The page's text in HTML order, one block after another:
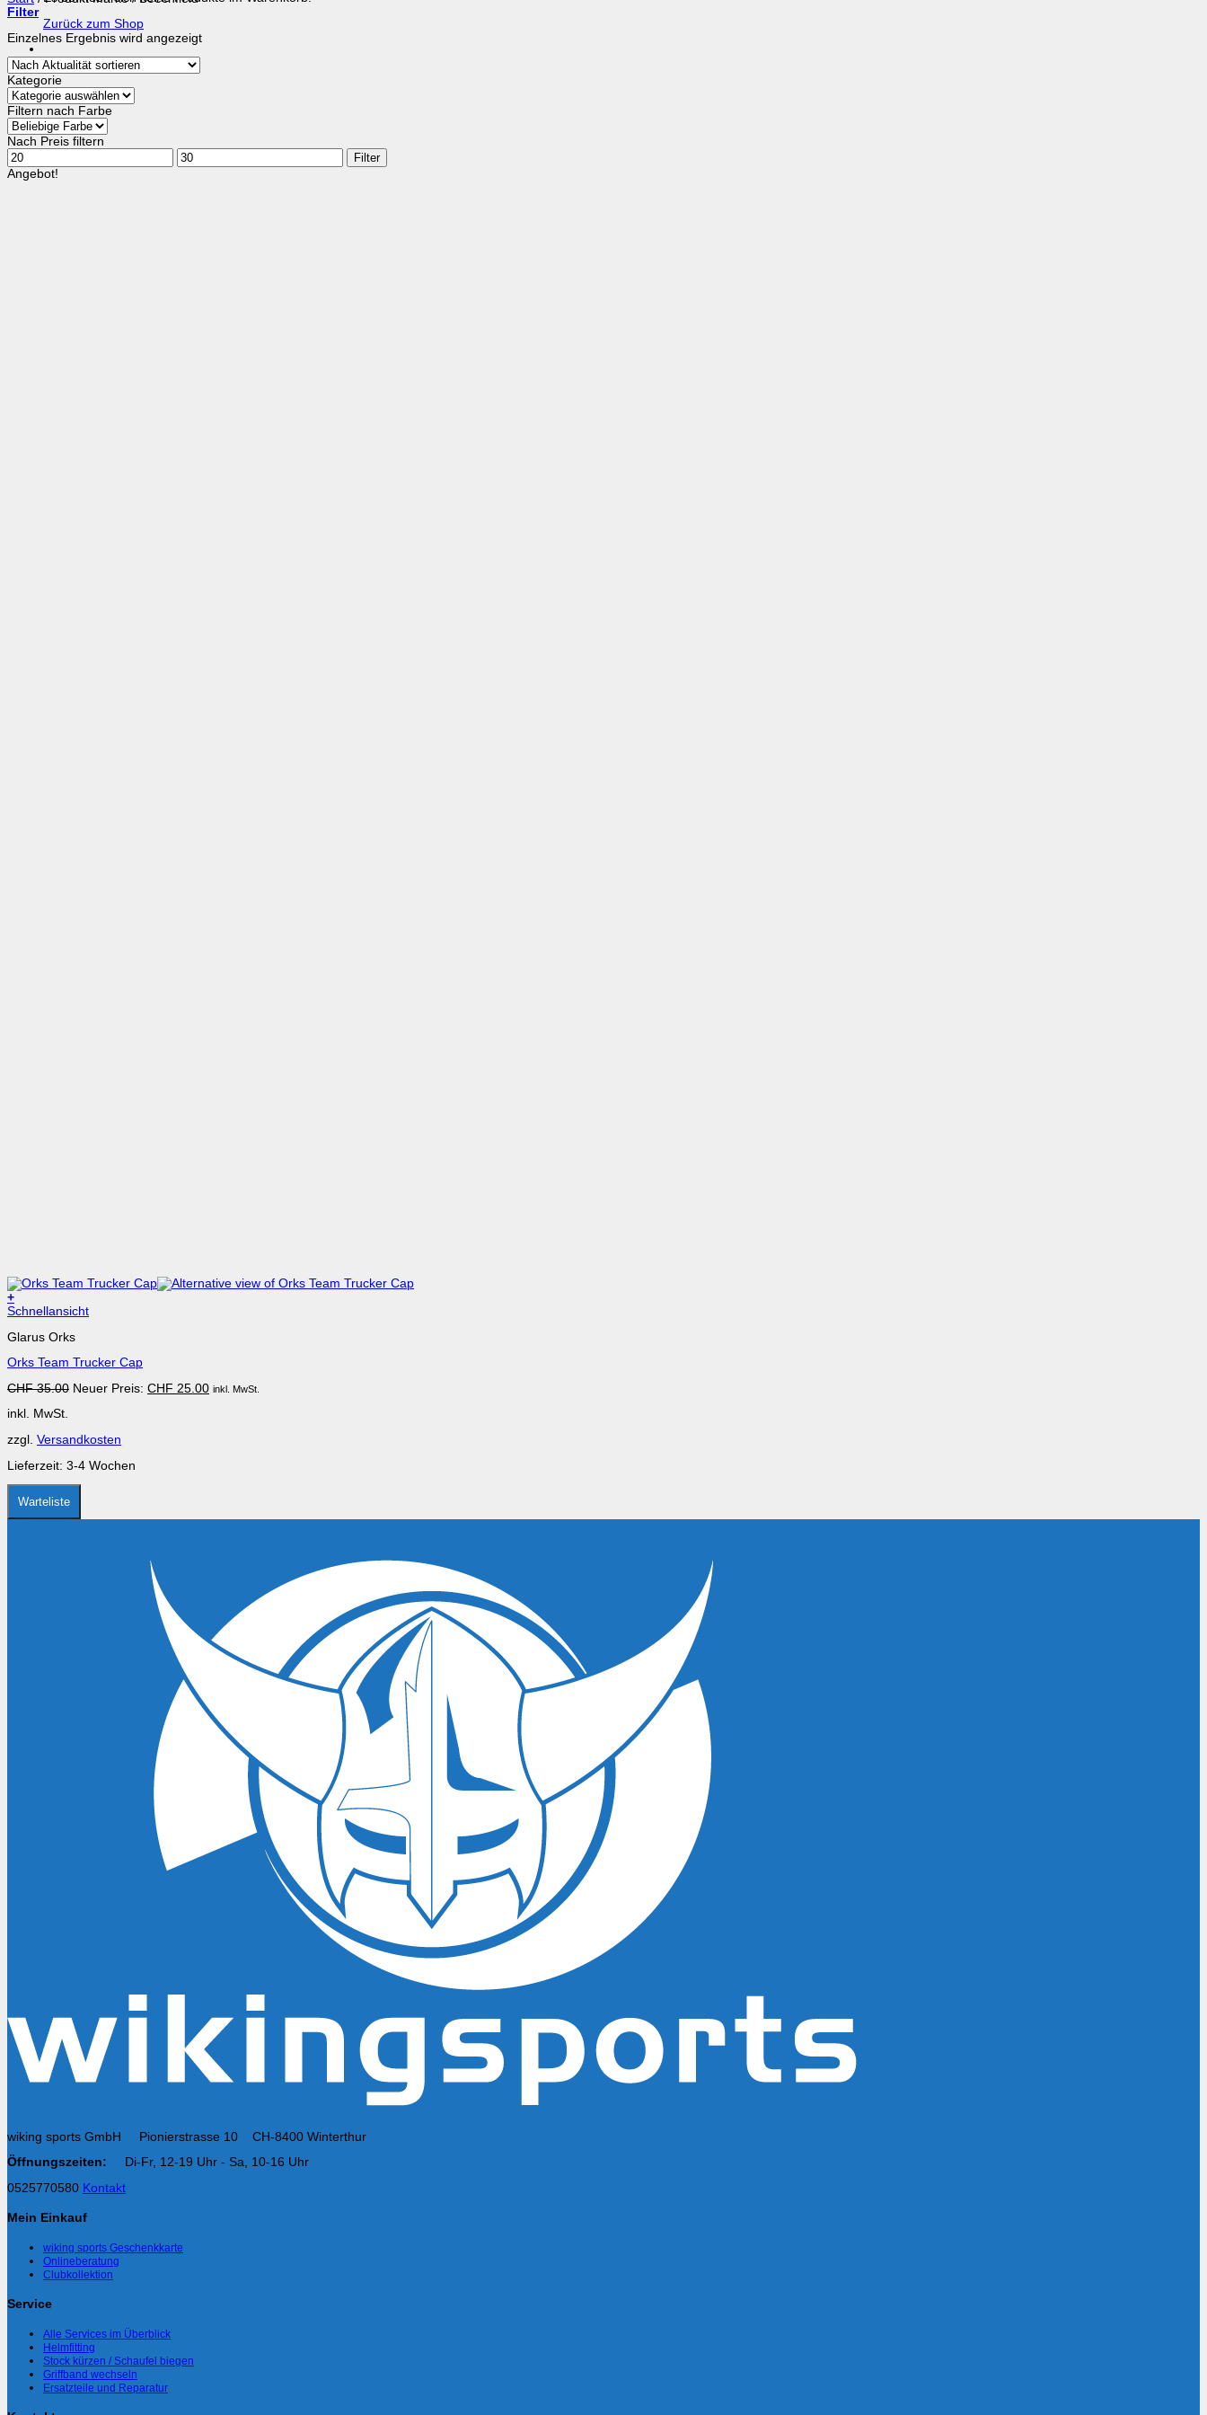
Zurück zum Shop
Filter
Einzelnes Ergebnis wird angezeigt
Kategorie
Filtern nach Farbe
Nach Preis filtern
Min.
Preis
Max.
Preis
Filter
Angebot!
+
Dieses
weist
Varianten
Die
können
der
Produktseite
gewählt
werden
Schnellansicht
Glarus Orks
Orks Team Trucker Cap
CHF35.00 Ursprünglicher
Neuer Preis: CHF 25.00Aktueller
inkl. MwSt.
inkl. MwSt.
zzgl. Versandkosten
Lieferzeit: 3-4 Wochen
Warteliste
wiking sports GmbH Pionierstrasse 10 CH-8400 Winterthur
Öffnungszeiten:
Di-Fr, 12-19 Uhr - Sa, 10-16 Uhr
0525770580 Kontakt
Mein Einkauf
wiking sports Geschenkkarte
Onlineberatung
Clubkollektion
Service
Alle Services im Überblick
Helmfitting
Stock kürzen / Schaufel biegen
Griffband wechseln
Ersatzteile und Reparatur